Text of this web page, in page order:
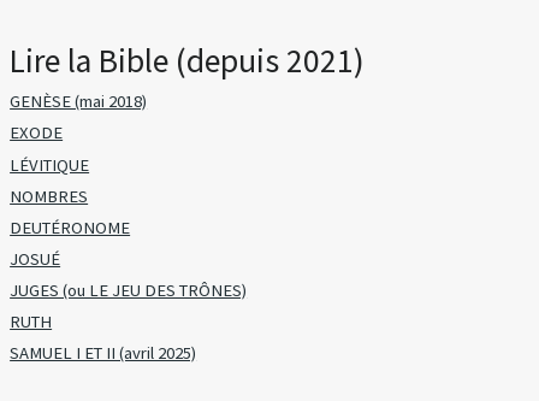
Lire la Bible (depuis 2021)
GENÈSE (mai 2018)
EXODE
LÉVITIQUE
NOMBRES
DEUTÉRONOME
JOSUÉ
JUGES (ou LE JEU DES TRÔNES)
RUTH
SAMUEL I ET II (avril 2025)